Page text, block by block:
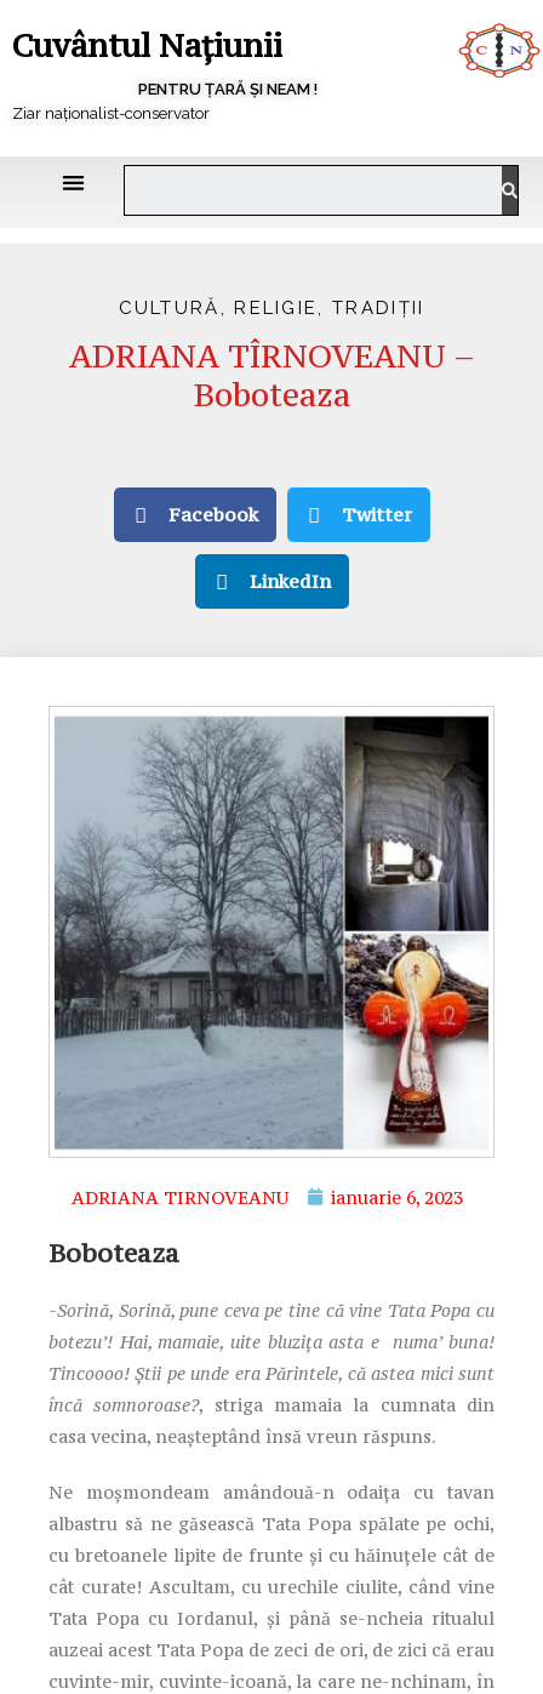
Cuvântul Națiunii
PENTRU ȚARĂ ȘI NEAM !
Ziar naționalist-conservator
CULTURĂ,RELIGIE,TRADIȚII
ADRIANA TÎRNOVEANU –
Boboteaza
Facebook Twitter
LinkedIn
ADRIANA TIRNOVEANU ianuarie 6, 2023
Boboteaza
-Sorină, Sorină, pune ceva pe tine că vine Tata Popa cu
botezu’! Hai, mamaie, uite bluzița asta e numa’ buna!
Tincoooo! Știi pe unde era Părintele, că astea mici sunt
încă somnoroase?, striga mamaia la cumnata din
casa vecina, neașteptând însă vreun răspuns.
Ne moșmondeam amândouă-n odaița cu tavan
albastru să ne găsească Tata Popa spălate pe ochi,
cu bretoanele lipite de frunte și cu hăinuțele cât de
cât curate! Ascultam, cu urechile ciulite, când vine
Tata Popa cu Iordanul, și până se-ncheia ritualul
auzeai acest Tata Popa de zeci de ori, de zici că erau
cuvinte-mir, cuvinte-icoană, la care ne-nchinam, în